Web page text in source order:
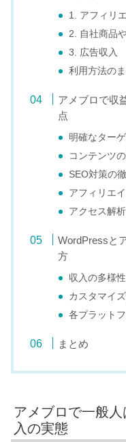
1. アフィリ
2. 自社商品
3. 広告収入
利用方法の
アメブロで収
点
明確なター
コンテンツ
SEO対策の
アフィリエ
アクセス解
WordPressと
方
収入の多様性
カスタマイ
各プラット
まとめ
アメブロで一般
入の実態